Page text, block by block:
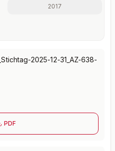
2017
2025-12-31_AZ-638-
PDF